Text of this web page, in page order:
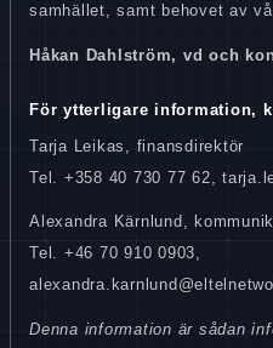
samhället, samt behovet av
Håkan Dahlström, vd och
För ytterligare information,
Tarja Leikas, finansdirektör
Tel. +358 40 730 77 62,
Alexandra Kärnlund,
Tel. +46 70 910 0903,
Denna information är sådan